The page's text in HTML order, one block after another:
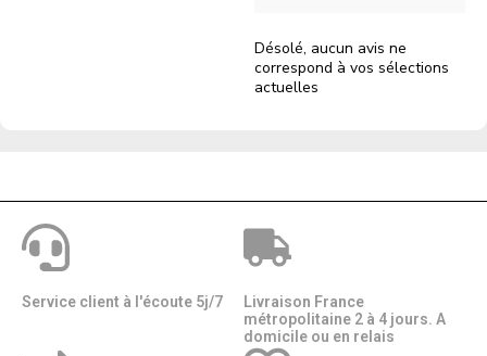
Désolé, aucun avis ne
correspond à vos sélections
actuelles
Service client à l'écoute 5j/7
Livraison France
métropolitaine 2 à 4 jours. A
domicile ou en relais​​